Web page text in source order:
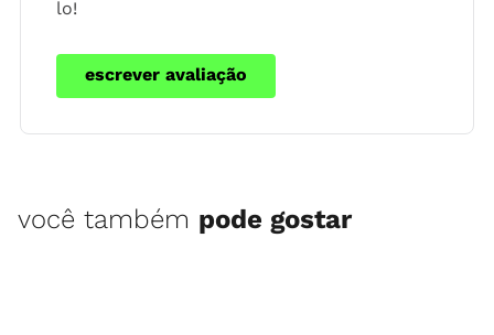
lo!
escrever avaliação
você também pode gostar